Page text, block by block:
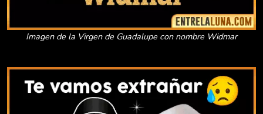
Imagen de la Virgen de Guadalupe con nombre Widmar